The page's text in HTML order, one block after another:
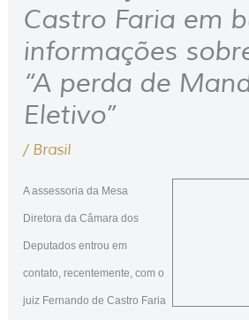
Castro Faria em
informações
“A perda de
Eletivo”
/ Brasil
A assessoria da Mesa
Diretora da Câmara dos
Deputados entrou em
contato, recentemente, com o
juiz Fernando de Castro Faria